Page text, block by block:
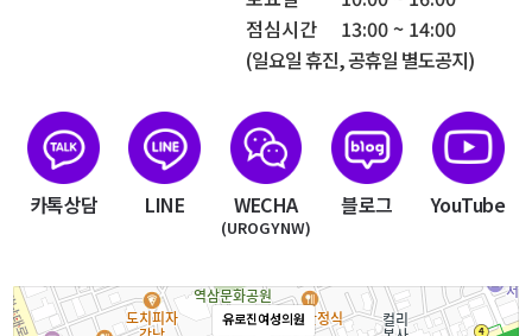
점심시간
13:00 ~ 14:00
(일요일 휴진, 공휴일 별도공지)
카톡상담 LINE WECHA
(UROGYNW)
블로그 YouTube
유로진여성의원